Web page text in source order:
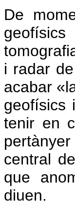
De
i radar
acabar
geofísics
tenir en
central
que
diuen.